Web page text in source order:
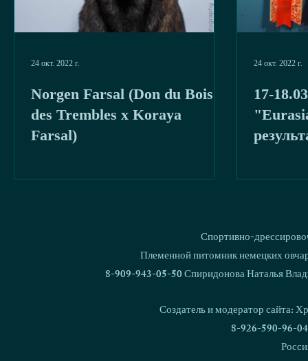
Norgen Farsal (Don du Bois
des Trembles x Koraya
Farsal)
24 окт. 2022 г.
17-
"Eurasia - 2"
24 окт. 2022 г.
Спортивно-
Племенной питомник немецких
8-909-943-05-50 Спиридонова Наталья
Создатель и модератор сайта:
8-926-590-96-